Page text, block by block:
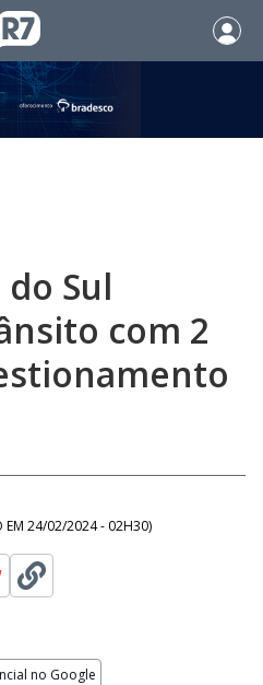
Sul
com 2
EM 24/02/2024 - 02H30)
no Google